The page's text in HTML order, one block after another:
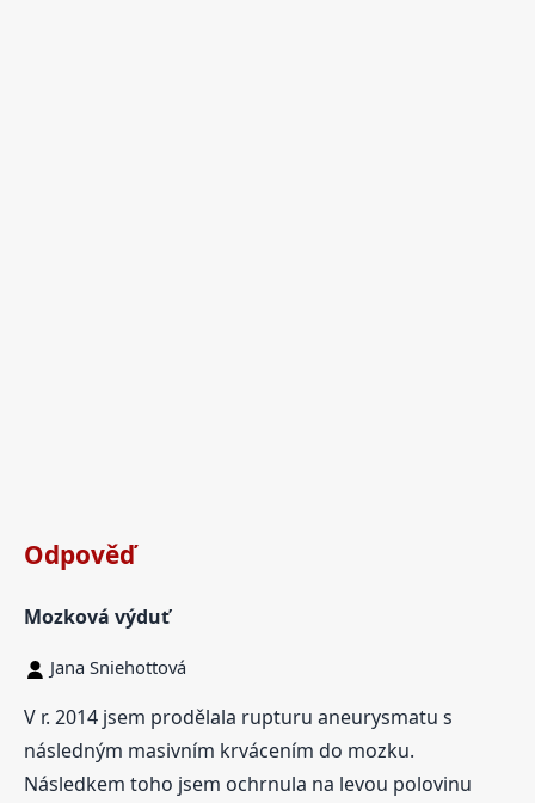
Odpověď
Mozková výduť
Jana Sniehottová
V r. 2014 jsem prodělala rupturu aneurysmatu s
následným masivním krvácením do mozku.
Následkem toho jsem ochrnula na levou polovinu